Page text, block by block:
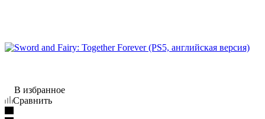
В избранное
Сравнить